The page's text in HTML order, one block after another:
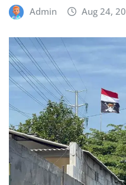
Admin Aug 24,